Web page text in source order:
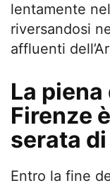
lentamente
riversandosi
affluenti
La piena
Firenze
serata
Entro la fine